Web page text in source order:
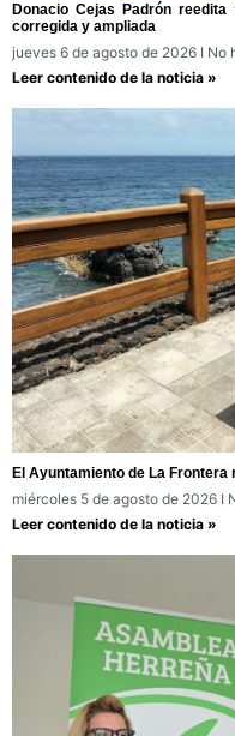
Donacio Cejas Padrón
corregida y ampliada
jueves 6 de agosto de 2026
No
Leer contenido de la noticia »
El Ayuntamiento de La
miércoles 5 de agosto de 2026
Leer contenido de la noticia »